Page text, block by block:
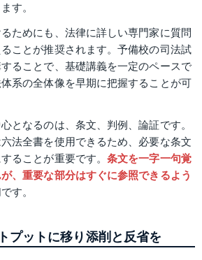
す。
ためにも、法律に詳しい専門家に質問
ことが推奨されます。予備校の司法試
ることで、基礎講義を一定のペースで
系の全体像を早期に把握することが可
となるのは、条文、判例、論証です。
法全書を使用できるため、必要な条文
ることが重要です。 条文を一字一句覚
、重要な部分はすぐに参照できるよう
す。
プットに移り添削と反省を